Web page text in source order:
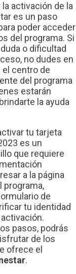
activación de la
es un paso
poder acceder
del programa. Si
o dificultad
no dudes en
centro de
del programa
estarán
la ayuda
tu tarjeta
es un
que requiere
a la página
programa,
de
tu identidad
pasos, podrás
de los
ofrece el
.